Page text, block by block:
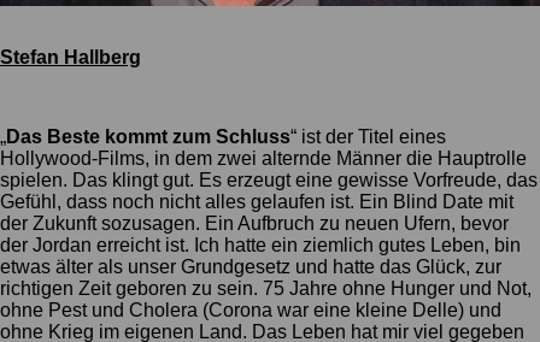
Stefan Hallberg
„Das Beste kommt zum Schluss“ ist der Titel eines
Hollywood-Films, in dem zwei alternde Männer die Hauptrolle
spielen. Das klingt gut. Es erzeugt eine gewisse Vorfreude, das
Gefühl, dass noch nicht alles gelaufen ist. Ein Blind Date mit
der Zukunft sozusagen. Ein Aufbruch zu neuen Ufern, bevor
der Jordan erreicht ist. Ich hatte ein ziemlich gutes Leben, bin
etwas älter als unser Grundgesetz und hatte das Glück, zur
richtigen Zeit geboren zu sein. 75 Jahre ohne Hunger und Not,
ohne Pest und Cholera (Corona war eine kleine Delle) und
ohne Krieg im eigenen Land. Das Leben hat mir viel gegeben